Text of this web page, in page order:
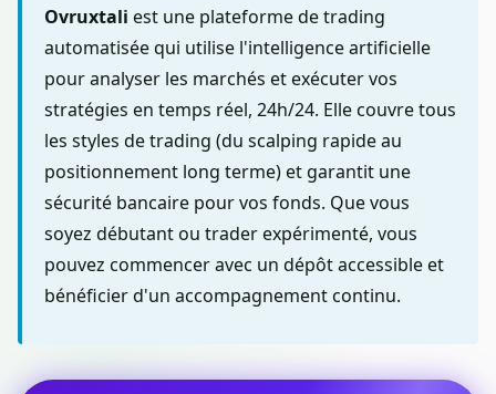
Ovruxtali est une plateforme de trading
automatisée qui utilise l'intelligence artificielle
pour analyser les marchés et exécuter vos
stratégies en temps réel, 24h/24. Elle couvre tous
les styles de trading (du scalping rapide au
positionnement long terme) et garantit une
sécurité bancaire pour vos fonds. Que vous
soyez débutant ou trader expérimenté, vous
pouvez commencer avec un dépôt accessible et
bénéficier d'un accompagnement continu.